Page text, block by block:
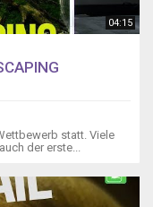
04:15
statt. Viele
der erste...